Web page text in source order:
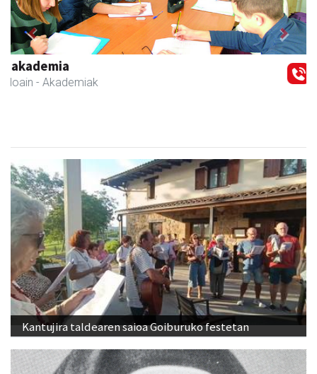
Asun denda
Andoain - Arropa-dendak
Previous Next
Kantujira taldearen saioa Goiburuko festetan